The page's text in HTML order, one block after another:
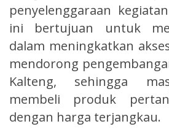
penyelenggaraan
ini bertujuan untuk
dalam meningkatkan
mendorong
Kalteng, sehingga
membeli produk
dengan harga terjangkau.